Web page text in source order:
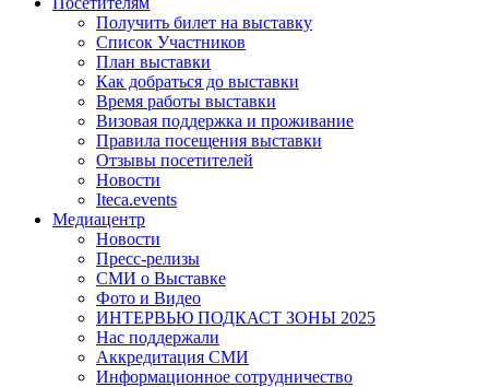
Получить билет на выставку
Список Участников
План выставки
Как добраться до выставки
Время работы выставки
Визовая поддержка и проживание
Правила посещения выставки
Отзывы посетителей
Новости
Iteca.events
Медиацентр
Новости
Пресс-релизы
СМИ о Выставке
Фото и Видео
ИНТЕРВЬЮ ПОДКАСТ ЗОНЫ 2025
Нас поддержали
Аккредитация СМИ
Информационное сотрудничество